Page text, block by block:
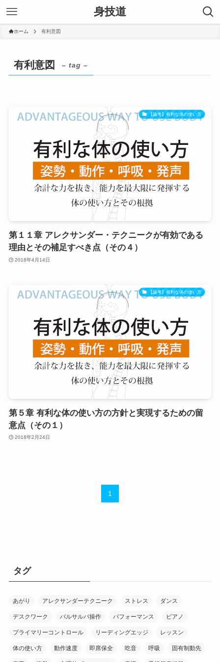
身技道
ホーム 有利意図
有利意図 – tag –
【論考】有利な体の使い方
第１１章 アレクサンダー・テクニークが有効である
理由とその補足すべき点（その４）
2018年4月14日
【論考】有利な体の使い方
第５章 有利な体の使い方の方針と実現するための留
意点（その１）
2018年2月24日
1
タグ
あがり アレクサンダーテクニーク ストレス ダンス
デスクワーク バルサルバ操作 パフォーマンス ピアノ
プライマリーコントロール リーディングエッジ レッスン
体の使い方 動作速度 即席保全 吃音 呼吸 固有制動先